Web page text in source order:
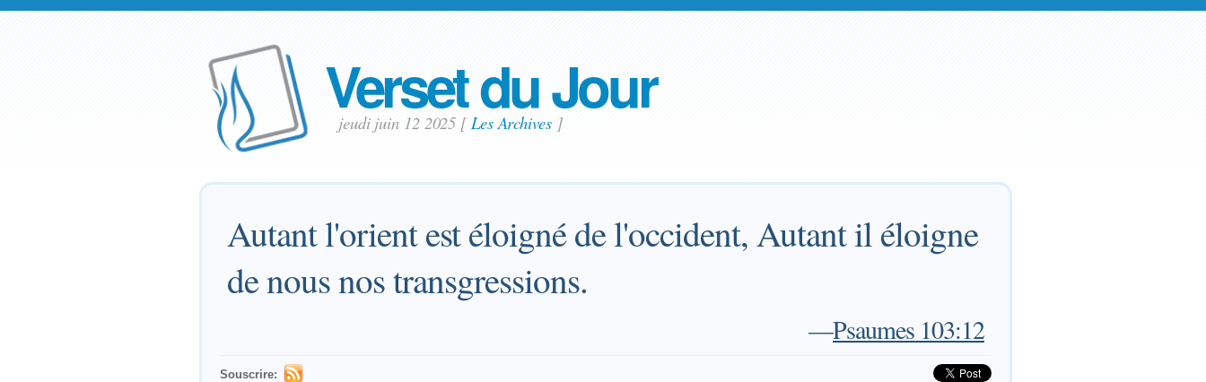
Verset du Jour
jeudi juin 12 2025 [ Les Archives]
Autant l'orient est éloigné de l'occident, Autant il éloigne
de nous nos transgressions.
—Psaumes 103:12
Souscrire: